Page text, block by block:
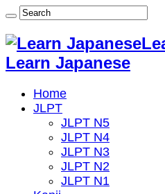
Learn Japanese
Home
JLPT
JLPT N5
JLPT N4
JLPT N3
JLPT N2
JLPT N1